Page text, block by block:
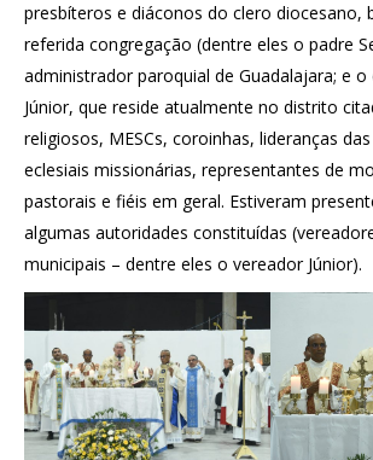
presbíteros e diáconos do clero diocesano,
referida congregação (dentre eles o padre
administrador paroquial de Guadalajara; e o
Júnior, que reside atualmente no distrito
religiosos, MESCs, coroinhas, lideranças
eclesiais missionárias, representantes de
pastorais e fiéis em geral. Estiveram
algumas autoridades constituídas
municipais – dentre eles o vereador Júnior).